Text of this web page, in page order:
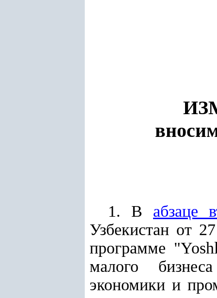
1. В абзаце
Узбекистан от
программе
малого
экономики и